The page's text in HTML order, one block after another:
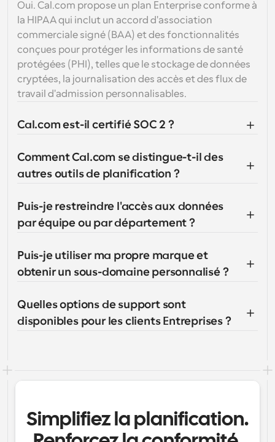
Oui. Cal.com propose un plan Enterprise conforme à
la HIPAA qui inclut un accord d'association
commerciale signé (BAA) et des fonctionnalités
conçues pour protéger les informations de santé
protégées (PHI), telles que le stockage de données
cryptées, la journalisation des accès et des flux de
travail d'admission personnalisables.
Cal.com est-il certifié SOC 2 ?
Comment Cal.com se distingue-t-il des
autres outils de planification ?
Puis-je restreindre l'accès aux données
par équipe ou par département ?
Puis-je utiliser ma propre marque et
obtenir un sous-domaine personnalisé ?
Quelles options de support sont
disponibles pour les clients Entreprises ?
Simplifiez la planification.